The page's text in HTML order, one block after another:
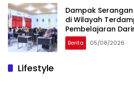
Dampak
di Wilayah
Pembelajaran
Berita 05/08/2026
Lifestyle